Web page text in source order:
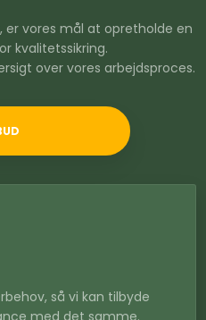
vores mål at opretholde en
kvalitetssikring.
over vores arbejdsproces.
så vi kan tilbyde
med det samme.